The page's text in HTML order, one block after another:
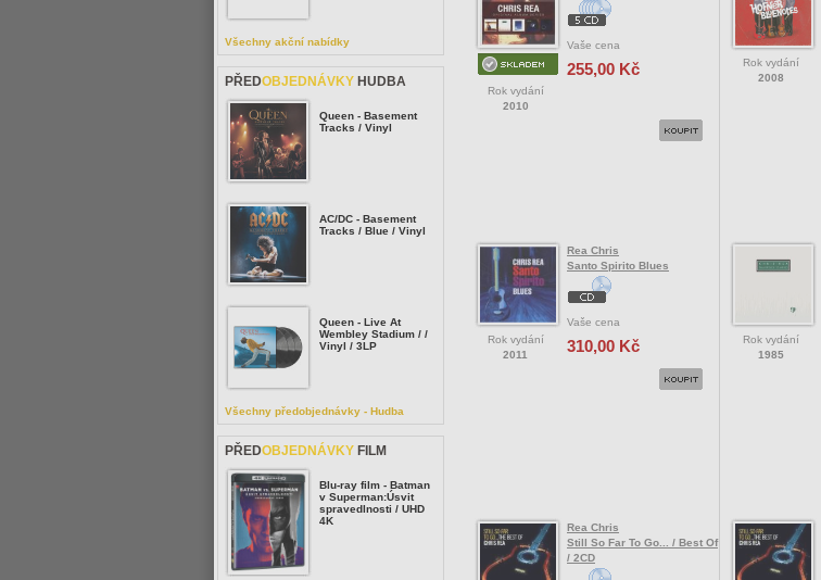
Rok vydání
2010
Vaše cena
255,00 Kč
Rok vydání
2008
Rok vydání
2011
Rea Chris
Santo Spirito Blues
Vaše cena
310,00 Kč
Rok vydání
1985
Rea Chris
Still So Far To Go... / Best Of
/ 2CD
Všechny akční nabídky
PŘEDOBJEDNÁVKY HUDBA
Queen - Basement
Tracks / Vinyl
AC/DC - Basement
Tracks / Blue / Vinyl
Queen - Live At
Wembley Stadium / /
Vinyl / 3LP
Všechny předobjednávky - Hudba
PŘEDOBJEDNÁVKY FILM
Blu-ray film - Batman
v Superman:Úsvit
spravedlnosti / UHD
4K